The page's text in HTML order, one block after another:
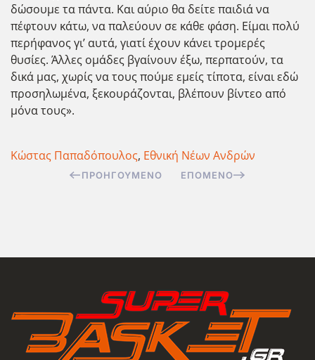
δώσουμε τα πάντα. Και αύριο θα δείτε παιδιά να
πέφτουν κάτω, να παλεύουν σε κάθε φάση. Είμαι πολύ
περήφανος γι’ αυτά, γιατί έχουν κάνει τρομερές
θυσίες. Άλλες ομάδες βγαίνουν έξω, περπατούν, τα
δικά μας, χωρίς να τους πούμε εμείς τίποτα, είναι εδώ
προσηλωμένα, ξεκουράζονται, βλέπουν βίντεο από
μόνα τους».
Κώστας Παπαδόπουλος, Εθνική Νέων Ανδρών
ΠΡΟΗΓΟΎΜΕΝΟ ΕΠΌΜΕΝΟ